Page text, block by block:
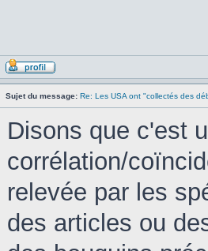
Sujet du message: Re: Les USA ont "collectés des
Disons que c'est
corrélation/
relevée par les
des articles ou